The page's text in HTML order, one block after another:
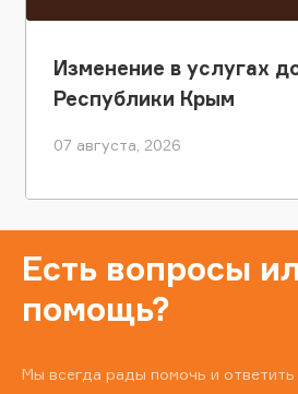
Изменение в услугах
Республики Крым
07 августа, 2026
Есть вопросы
помощь?
Мы всегда рады помочь и